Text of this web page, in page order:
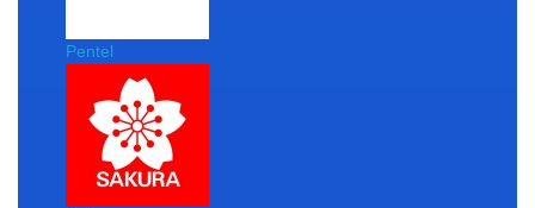
Pentel